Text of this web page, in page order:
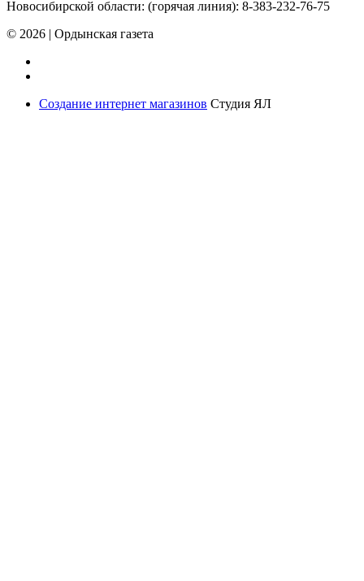
Новосибирской области: (горячая линия): 8-383-232-76-75
© 2026 | Ордынская газета
Создание интернет магазинов Студия ЯЛ